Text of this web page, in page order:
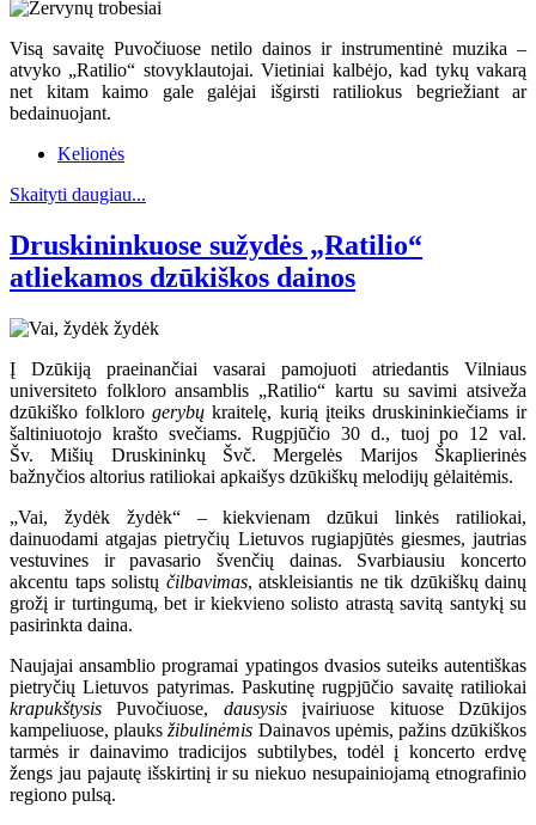
Visą savaitę Puvočiuose netilo dainos ir instrumentinė muzika –
atvyko „Ratilio“ stovyklautojai. Vietiniai kalbėjo, kad tykų vakarą
net kitam kaimo gale galėjai išgirsti ratiliokus begriežiant ar
bedainuojant.
Kelionės
Skaityti daugiau...
Druskininkuose sužydės „Ratilio“
atliekamos dzūkiškos dainos
Į Dzūkiją praeinančiai vasarai pamojuoti atriedantis Vilniaus
universiteto folkloro ansamblis „Ratilio“ kartu su savimi atsiveža
dzūkiško folklorogerybų kraitelę, kurią įteiks druskininkiečiams ir
šaltiniuotojo krašto svečiams. Rugpjūčio 30 d., tuoj po 12 val.
Šv. Mišių Druskininkų Švč. Mergelės Marijos Škaplierinės
bažnyčios altorius ratiliokai apkaišys dzūkiškų melodijų gėlaitėmis.
„Vai, žydėk žydėk“ – kiekvienam dzūkui linkės ratiliokai,
dainuodami atgajas pietryčių Lietuvos rugiapjūtės giesmes, jautrias
vestuvines ir pavasario švenčių dainas. Svarbiausiu koncerto
akcentu taps solistų čilbavimas, atskleisiantis ne tik dzūkiškų dainų
grožį ir turtingumą, bet ir kiekvieno solisto atrastą savitą santykį su
pasirinkta daina.
Naujajai ansamblio programai ypatingos dvasios suteiks autentiškas
pietryčių Lietuvos patyrimas. Paskutinę rugpjūčio savaitę ratiliokai
krapukštysis Puvočiuose, dausysisįvairiuose kituose Dzūkijos
kampeliuose, plauksžibulinėmis Dainavos upėmis, pažins dzūkiškos
tarmės ir dainavimo tradicijos subtilybes, todėl į koncerto erdvę
žengs jau pajautę išskirtinį ir su niekuo nesupainiojamą etnografinio
regiono pulsą.